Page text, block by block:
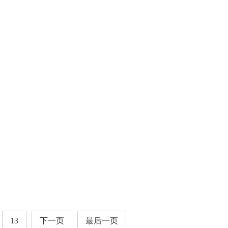
13 下一页 最后一页